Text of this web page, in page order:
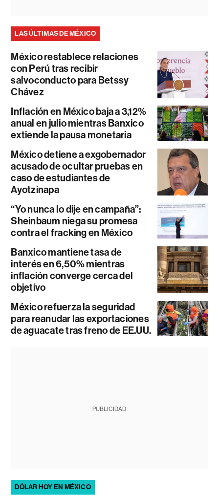
LAS ÚLTIMAS DE MÉXICO
México restablece relaciones
con Perú tras recibir
salvoconducto para Betssy
Chávez
Inflación en México baja a 3,12%
anual en julio mientras Banxico
extiende la pausa monetaria
México detiene a exgobernador
acusado de ocultar pruebas en
caso de estudiantes de
Ayotzinapa
“Yo nunca lo dije en campaña”:
Sheinbaum niega su promesa
contra el fracking en México
Banxico mantiene tasa de
interés en 6,50% mientras
inflación converge cerca del
objetivo
México refuerza la seguridad
para reanudar las exportaciones
de aguacate tras freno de EE.UU.
PUBLICIDAD
DÓLAR HOY EN MÉXICO